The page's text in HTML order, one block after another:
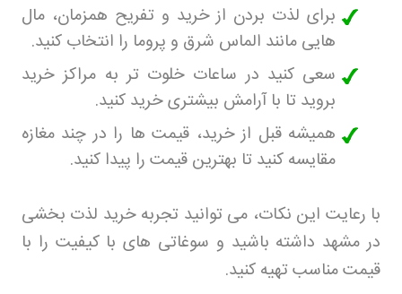
برای لذت بردن از خرید و تفریح همزمان، مال
هایی مانند الماس شرق و پروما را انتخاب کنید.
سعی کنید در ساعات خلوت تر به مراکز خرید
بروید تا با آرامش بیشتری خرید کنید.
همیشه قبل از خرید، قیمت ها را در چند مغازه
مقایسه کنید تا بهترین قیمت را پیدا کنید.
با رعایت این نکات، می توانید تجربه خرید لذت بخشی
در مشهد داشته باشید و سوغاتی های با کیفیت را با
قیمت مناسب تهیه کنید.